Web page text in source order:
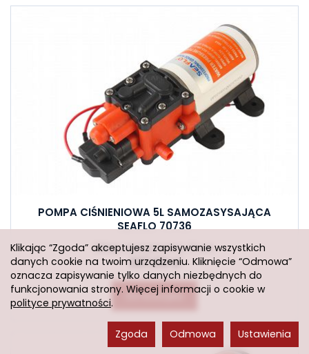
POMPA CIŚNIENIOWA 5L SAMOZASYSAJĄCA
SEAFLO 70736
Sklep stacjonarny: 3 szt.
207,00 zł
Do koszyka
Klikając “Zgoda” akceptujesz zapisywanie wszystkich
danych cookie na twoim urządzeniu. Kliknięcie “Odmowa”
oznacza zapisywanie tylko danych niezbędnych do
funkcjonowania strony. Więcej informacji o cookie w
polityce prywatności.
Ustawienia
Odmowa
Zgoda